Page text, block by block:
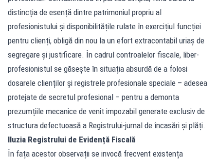
distincția de esență dintre patrimoniul propriu al
profesionistului și disponibilitățile rulate în exercițiul funcției
pentru clienți, obligă din nou la un efort extracontabil uriaș de
segregare și justificare. În cadrul controalelor fiscale, liber-
profesionistul se găsește în situația absurdă de a folosi
dosarele clienților și registrele profesionale speciale – adesea
protejate de secretul profesional – pentru a demonta
prezumțiile mecanice de venit impozabil generate exclusiv de
structura defectuoasă a Registrului-jurnal de încasări și plăți.
Iluzia Registrului de Evidență Fiscală
În fața acestor observații se invocă frecvent existența